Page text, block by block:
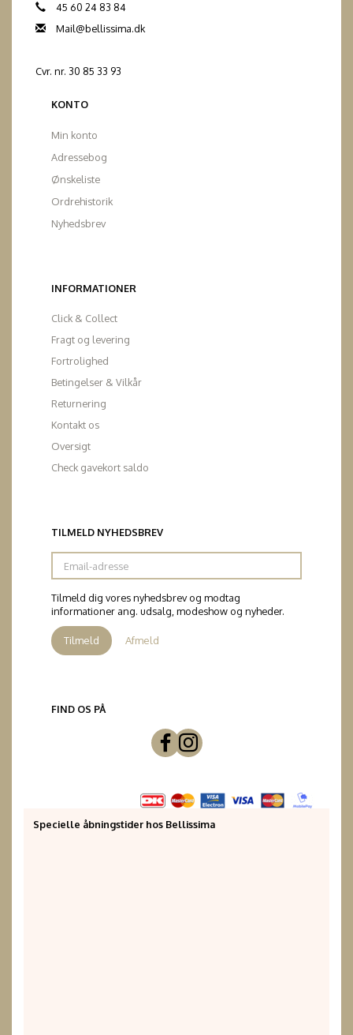
45 60 24 83 84
Mail@bellissima.dk
Cvr. nr. 30 85 33 93
KONTO
Min konto
Adressebog
Ønskeliste
Ordrehistorik
Nyhedsbrev
INFORMATIONER
Click & Collect
Fragt og levering
Fortrolighed
Betingelser & Vilkår
Returnering
Kontakt os
Oversigt
Check gavekort saldo
TILMELD NYHEDSBREV
Email-
adresse
Tilmeld dig vores nyhedsbrev og modtag
informationer ang. udsalg, modeshow og nyheder.
Tilmeld Afmeld
FIND OS PÅ
Specielle åbningstider hos Bellissima